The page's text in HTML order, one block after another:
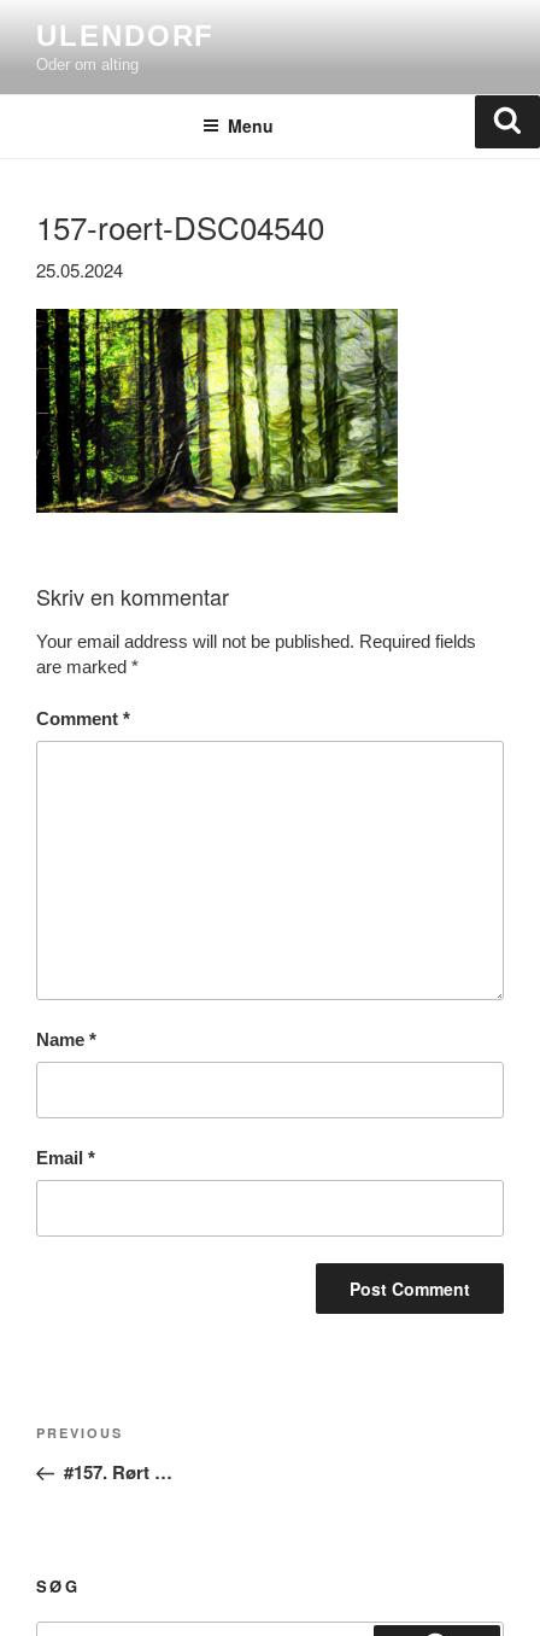
content
ULENDORF
Oder om alting
Menu
157-roert-DSC04540
25.05.2024
Skriv en kommentar
Your email address will not be published. Required fields
are marked *
Comment *
Name *
Email *
Post
Previous
Post
PREVIOUS
#157. Rørt …
SØG